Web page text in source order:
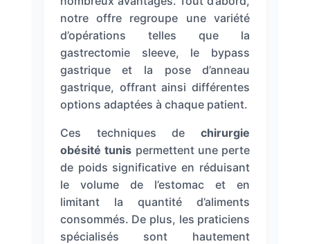
notre offre regroupe une variété
d’opérations telles que la
gastrectomie sleeve, le bypass
gastrique et la pose d’anneau
gastrique, offrant ainsi différentes
options adaptées à chaque patient.
Ces techniques dechirurgie
obésité tunis permettent une perte
de poids significative en réduisant
le volume de l’estomac et en
limitant la quantité d’aliments
consommés. De plus, les praticiens
spécialisés sont hautement